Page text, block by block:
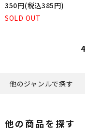
350円(税込385円)
SOLD OUT
4
他のジャンルで探す
他の商品を探す